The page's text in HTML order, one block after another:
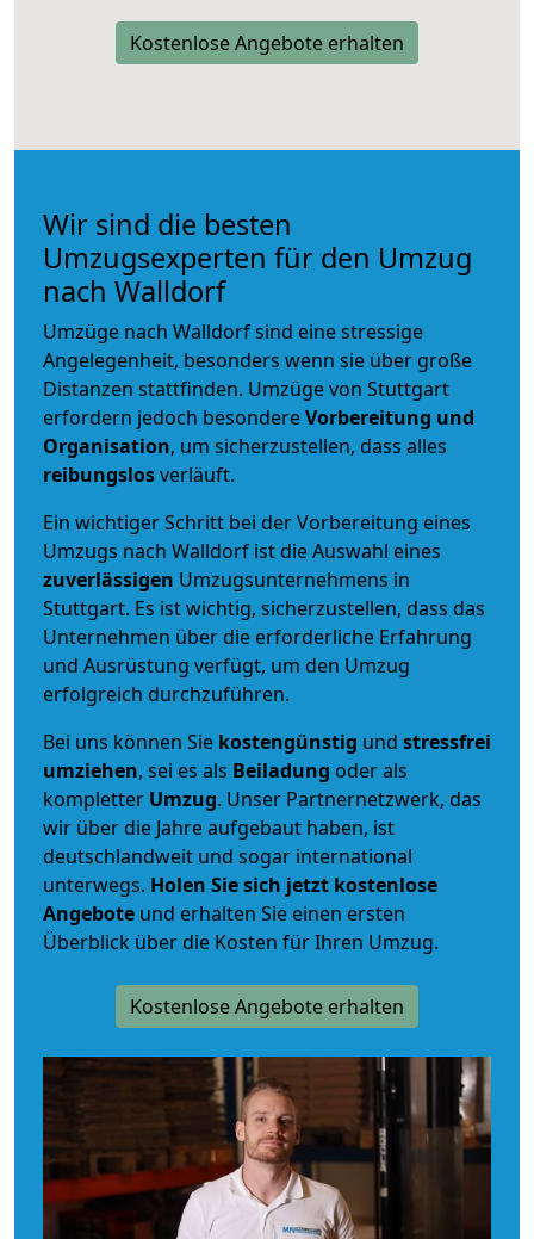
Kostenlose Angebote erhalten
Wir sind die besten
Umzugsexperten für den Umzug
nach Walldorf
Umzüge nach Walldorf sind eine stressige
Angelegenheit, besonders wenn sie über große
Distanzen stattfinden. Umzüge von Stuttgart
erfordern jedoch besondereVorbereitung und
Organisation, um sicherzustellen, dass alles
reibungslosverläuft.
Ein wichtiger Schritt bei der Vorbereitung eines
Umzugs nach Walldorf ist die Auswahl eines
zuverlässigen Umzugsunternehmens in
Stuttgart. Es ist wichtig, sicherzustellen, dass das
Unternehmen über die erforderliche Erfahrung
und Ausrüstung verfügt, um den Umzug
erfolgreich durchzuführen.
Bei uns können Sie kostengünstig und stressfrei
umziehen, sei es als Beiladung oder als
kompletter Umzug. Unser Partnernetzwerk, das
wir über die Jahre aufgebaut haben, ist
deutschlandweit und sogar international
unterwegs. Holen Sie sich jetzt kostenlose
Angebote und erhalten Sie einen ersten
Überblick über die Kosten für Ihren Umzug.
Kostenlose Angebote erhalten